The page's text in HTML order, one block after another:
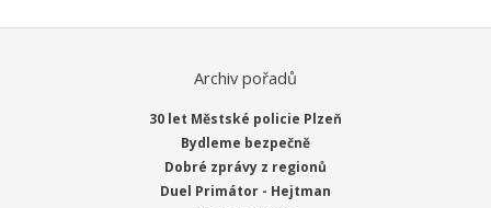
Archiv pořadů
30 let Městské policie Plzeň
Bydleme bezpečně
Dobré zprávy z regionů
Duel Primátor - Hejtman